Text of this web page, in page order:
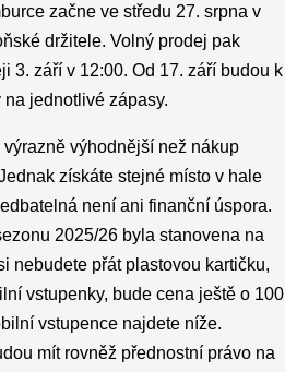
začne ve středu 27. srpna v
držitele. Volný prodej pak
3. září v 12:00. Od 17. září budou k
jednotlivé zápasy.
výhodnější než nákup
získáte stejné místo v hale
není ani finanční úspora.
2025/26 byla stanovena na
nebudete přát plastovou kartičku,
vstupenky, bude cena ještě o 100
vstupence najdete níže.
mít rovněž přednostní právo na